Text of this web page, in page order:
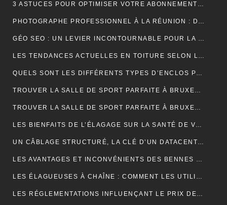
3 ASTUCES POUR OPTIMISER VOTRE ABONNEMENT IPTV PREMIUM EN FRANCE
PHOTOGRAPHE PROFESSIONNEL À LA RÉUNION : DÉCOUVREZ L’EXPÉRIENCE UNIQUE D’UNE SÉANCE PHOTO EN STUDIO
GÉO SEO : UN LEVIER INCONTOURNABLE POUR LA VISIBILITÉ LOCALE
LES TENDANCES ACTUELLES EN TOITURE SELON LES COUVREURS EXPÉRIMENTÉS
QUELS SONT LES DIFFÉRENTS TYPES D’ENCLOS POUR ANIMAUX ?
TROUVER LA SALLE DE SPORT PARFAITE À BRUXELLES : BIEN PLUS QU’UNE QUESTION D’ADRESSE
TROUVER LA SALLE DE SPORT PARFAITE À BRUXELLES : BIEN PLUS QU’UNE QUESTION D’ADRESSE
LES BIENFAITS DE L’ÉLAGAGE SUR LA SANTÉ DE VOS ARBRES
UN CÂBLAGE STRUCTURÉ, LA CLÉ D’UN DATACENTER MAINTENABLE
LES AVANTAGES ET INCONVÉNIENTS DES BENNES DE LOCATION À PRIX RÉDUIT
LES ÉLAGUEUSES À CHAÎNE : COMMENT LES UTILISER EFFICACEMENT
LES RÉGLEMENTATIONS INFLUENÇANT LE PRIX DES DÉCHARGES DE BENNE